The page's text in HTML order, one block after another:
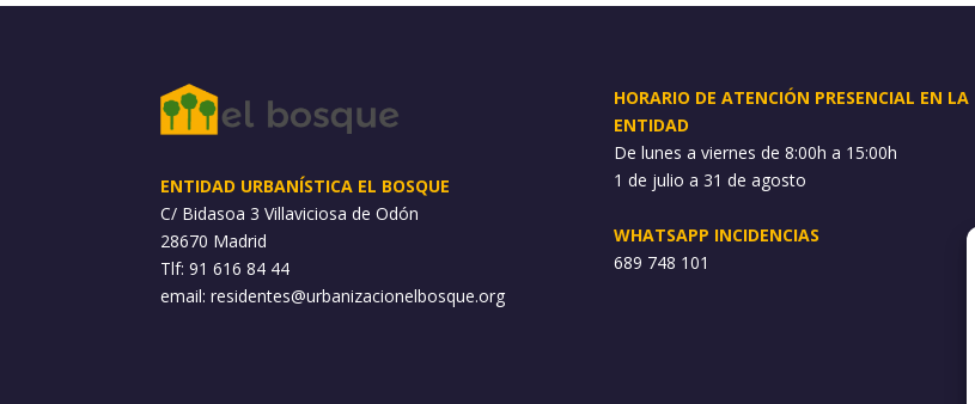
ENTIDAD URBANÍSTICA EL BOSQUE
C/ Bidasoa 3 Villaviciosa de Odón
28670 Madrid
Tlf: 91 616 84 44
email:residentes@urbanizacionelbosque.org
HORARIO DE ATENCIÓN PRESENCIAL EN LA
ENTIDAD
De lunes a viernes de 8:00h a 15:00h
1 de julio a 31 de agosto
WHATSAPP INCIDENCIAS
689 748 101